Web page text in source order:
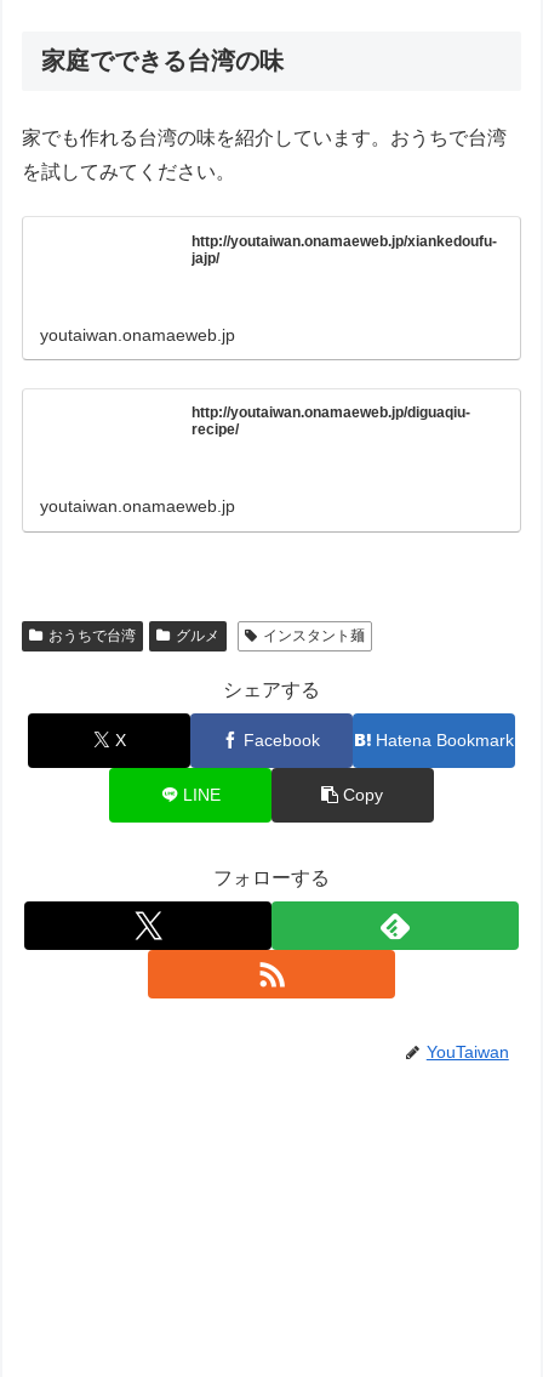
家庭でできる台湾の味
家でも作れる台湾の味を紹介しています。おうちで台湾
を試してみてください。
http://youtaiwan.onamaeweb.jp/xiankedoufu-
jajp/
youtaiwan.onamaeweb.jp
http://youtaiwan.onamaeweb.jp/diguaqiu-
recipe/
youtaiwan.onamaeweb.jp
おうちで台湾 グルメ インスタント麺
シェアする
X Facebook Hatena Bookmark
LINE Copy
フォローする
YouTaiwan